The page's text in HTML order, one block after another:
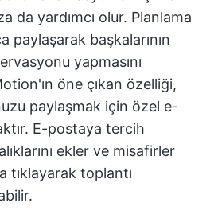
da yardımcı olur. Planlama
paylaşarak başkalarının
yapmasını
öne çıkan özelliği,
paylaşmak için özel e-
E-postaya tercih
ekler ve misafirler
tıklayarak toplantı